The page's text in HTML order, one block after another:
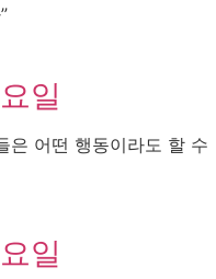
일
은 어떤 행동이라도 할 수
일